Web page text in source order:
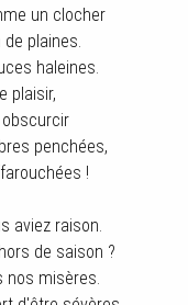
un clocher
plaines.
haleines.
plaisir,
obscurcir
penchées,
!
aviez raison.
de saison ?
nos misères.